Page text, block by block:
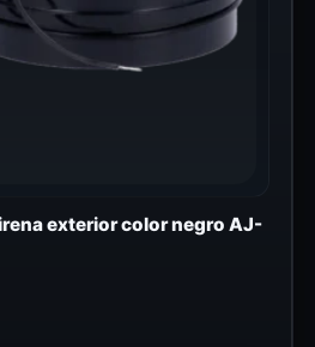
exterior color negro AJ-